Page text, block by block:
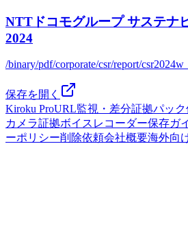
NTTドコモグループ サステナ
2024
/binary/pdf/corporate/csr/report/
保存を開く
Kiroku ProURL監視・差分証拠パック
カメラ証拠ボイスレコーダー保存ガ
ーポリシー削除依頼会社概要海外向